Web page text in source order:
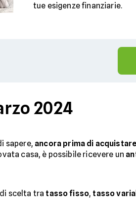
tue esigenze finanziarie.
2024
sapere, ancora prima di
casa, è possibile ricevere un
scelta tra tasso fisso, tasso